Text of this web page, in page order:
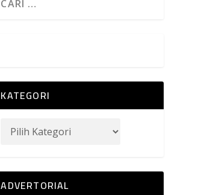
KATEGORI
ADVERTORIAL